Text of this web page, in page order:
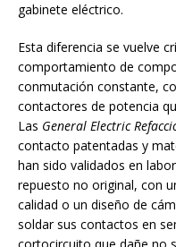
gabinete eléctrico.
Esta diferencia se vuelve
comportamiento de
conmutación constante,
contactores de potencia
Las General Electric
contacto patentadas y
han sido validados en
repuesto no original, con
calidad o un diseño de
soldar sus contactos en